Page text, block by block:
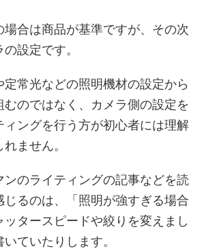
合は商品が基準ですが、その次
設定です。
常光などの照明機材の設定から
むのではなく、カメラ側の設定を
ィングを行う方が初心者には理解
ません。
のライティングの記事などを読
じるのは、「照明が強すぎる場合
タースピードや絞りを変えまし
ていたりします。